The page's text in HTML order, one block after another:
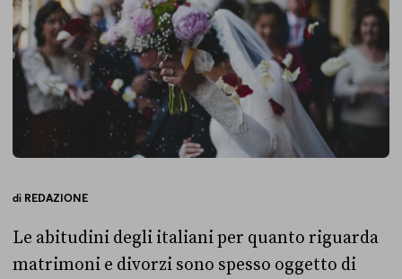
di REDAZIONE
Le abitudini degli italiani per quanto riguarda
matrimoni e divorzi sono spesso oggetto di